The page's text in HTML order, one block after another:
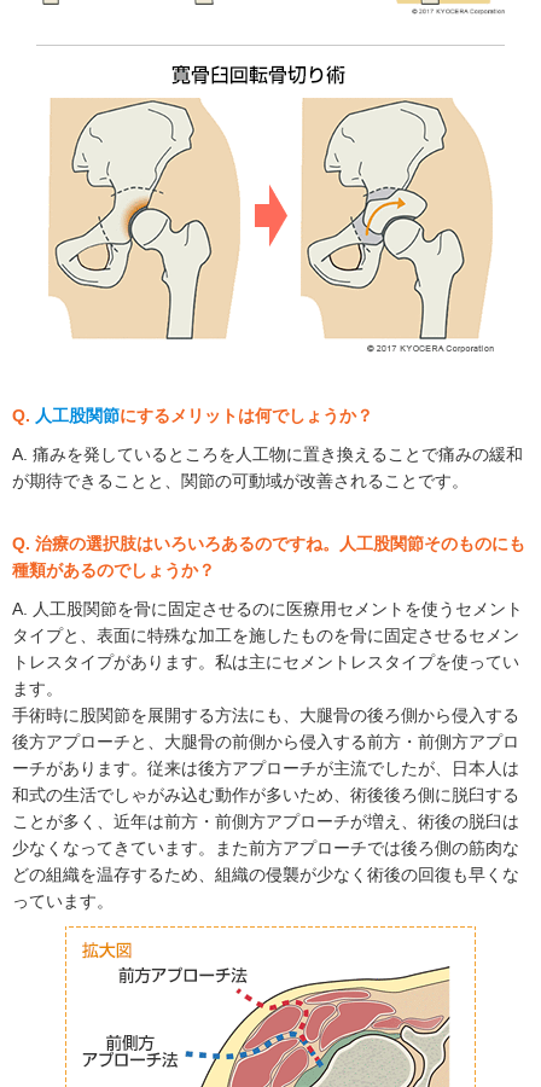
Q. 人工股関節にするメリットは何でしょうか？
A. 痛みを発しているところを人工物に置き換えることで痛みの緩和
が期待できることと、関節の可動域が改善されることです。
Q. 治療の選択肢はいろいろあるのですね。人工股関節そのものにも
種類があるのでしょうか？
A. 人工股関節を骨に固定させるのに医療用セメントを使うセメント
タイプと、表面に特殊な加工を施したものを骨に固定させるセメン
トレスタイプがあります。私は主にセメントレスタイプを使ってい
ます。
手術時に股関節を展開する方法にも、大腿骨の後ろ側から侵入する
後方アプローチと、大腿骨の前側から侵入する前方・前側方アプロ
ーチがあります。従来は後方アプローチが主流でしたが、日本人は
和式の生活でしゃがみ込む動作が多いため、術後後ろ側に脱臼する
ことが多く、近年は前方・前側方アプローチが増え、術後の脱臼は
少なくなってきています。また前方アプローチでは後ろ側の筋肉な
どの組織を温存するため、組織の侵襲が少なく術後の回復も早くな
っています。